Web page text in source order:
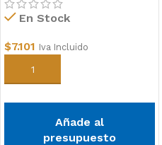
En Stock
$7.101 Iva Incluido
Añadir al carrito
Añade al
presupuesto